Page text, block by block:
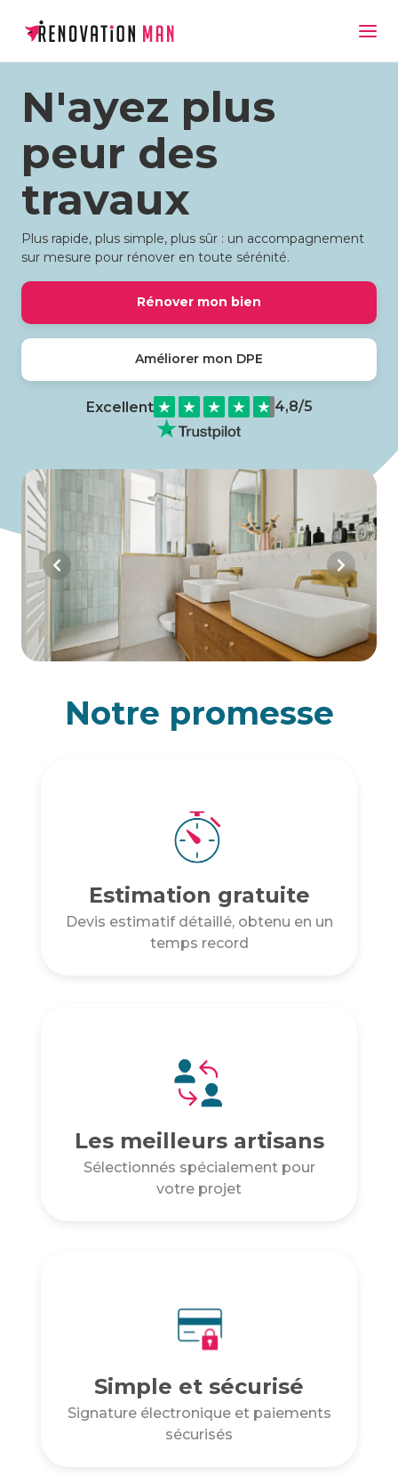
N'ayez plus
peur des
travaux
Plus rapide, plus simple, plus sûr : un accompagnement
sur mesure pour rénover en toute sérénité.
Rénover mon bien
Améliorer mon DPE
Excellent 4,8/5
Notre promesse
Estimation gratuite
Devis estimatif détaillé, obtenu en un
temps record
Les meilleurs artisans
Sélectionnés spécialement pour
votre projet
Simple et sécurisé
Signature électronique et paiements
sécurisés